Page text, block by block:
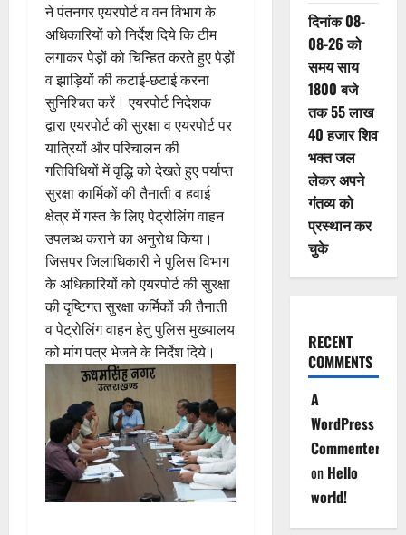
ने पंतनगर एयरपोर्ट व वन विभाग के
अधिकारियों को निर्देश दिये कि टीम
लगाकर पेड़ों को चिन्हित करते हुए पेड़ों
व झाड़ियों की कटाई-छटाई करना
सुनिश्चित करें। एयरपोर्ट निदेशक
द्वारा एयरपोर्ट की सुरक्षा व एयरपोर्ट पर
यात्रियों और परिचालन की
गतिविधियों में वृद्धि को देखते हुए पर्याप्त
सुरक्षा कार्मिकों की तैनाती व हवाई
क्षेत्र में गस्त के लिए पेट्रोलिंग वाहन
उपलब्ध कराने का अनुरोध किया।
जिसपर जिलाधिकारी ने पुलिस विभाग
के अधिकारियों को एयरपोर्ट की सुरक्षा
की दृष्टिगत सुरक्षा कर्मिकों की तैनाती
व पेट्रोलिंग वाहन हेतु पुलिस मुख्यालय
को मांग पत्र भेजने के निर्देश दिये।
दिनांक 08-
08-26 को
समय साय
1800 बजे
तक 55 लाख
40 हजार शिव
भक्त जल
लेकर अपने
गंतव्य को
प्रस्थान कर
चुके
RECENT
COMMENTS
A
WordPress
Commenter
on Hello
world!